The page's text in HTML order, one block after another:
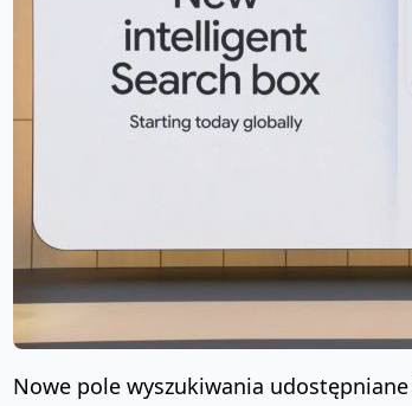
Nowe pole wyszukiwania